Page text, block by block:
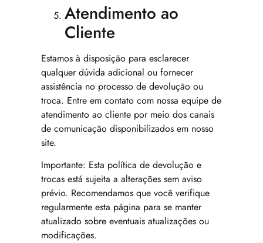
Atendimento ao
Cliente
Estamos à disposição para esclarecer
qualquer dúvida adicional ou fornecer
assistência no processo de devolução ou
troca. Entre em contato com nossa equipe de
atendimento ao cliente por meio dos canais
de comunicação disponibilizados em nosso
site.
Importante: Esta política de devolução e
trocas está sujeita a alterações sem aviso
prévio. Recomendamos que você verifique
regularmente esta página para se manter
atualizado sobre eventuais atualizações ou
modificações.